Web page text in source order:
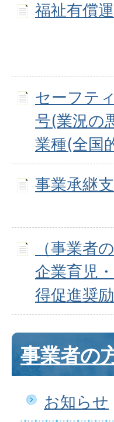
福祉有償
セーフテ
号(業況の
業種(全国
事業承継
（事業者
企業育児
得促進奨
事業者の
お知らせ